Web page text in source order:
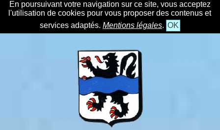
En poursuivant votre navigation sur ce site, vous acceptez
l'utilisation de cookies pour vous proposer des contenus et
services adaptés. Mentions légales. OK